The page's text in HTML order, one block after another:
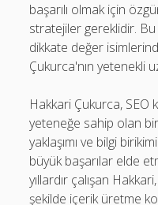
başarılı olmak için
stratejiler gereklidir. Bu
dikkate değer
Çukurca'nın yetenekli
Hakkari Çukurca, SEO
yeteneğe sahip olan
yaklaşımı ve bilgi
büyük başarılar elde
yıllardır çalışan
şekilde içerik üretme